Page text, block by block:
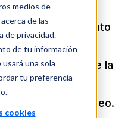
medios de
de las
de privacidad.
de tu información
una sola
tu preferencia
cookies
de vídeo
el entrenamiento
siempre está
manejo manual de la
cámara, ni las
los archivos de vídeo.